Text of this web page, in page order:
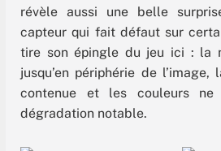
révèle aussi une belle
capteur qui fait défaut sur
tire son épingle du jeu ici : la
jusqu’en périphérie de
contenue et les couleurs ne
dégradation notable.